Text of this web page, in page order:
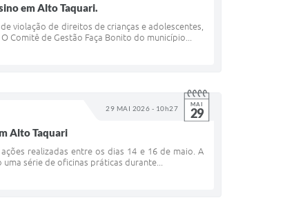
em Alto Taquari.
violação de direitos de crianças e adolescentes,
Comitê de Gestão Faça Bonito do município...
29 MAI 2026 - 10h27 MAI
29
Alto Taquari
realizadas entre os dias 14 e 16 de maio. A
série de oficinas práticas durante...